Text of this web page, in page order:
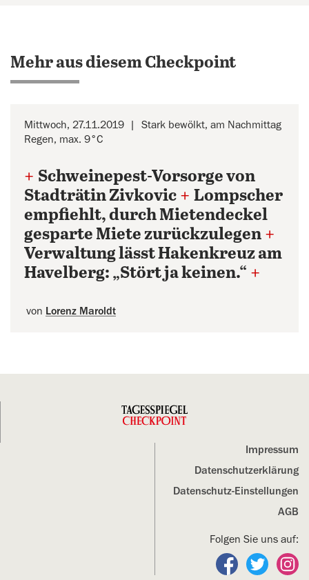
Mehr aus diesem Checkpoint
Mittwoch, 27.11.2019
Stark bewölkt, am Nachmittag
Regen, max. 9°C
+ Schweinepest-Vorsorge von
Stadträtin Zivkovic + Lompscher
empfiehlt, durch Mietendeckel
gesparte Miete zurückzulegen +
Verwaltung lässt Hakenkreuz am
Havelberg: „Stört ja keinen.“ +
von Lorenz Maroldt
Impressum
Datenschutz­erklärung
Datenschutz-Einstellungen
AGB
Folgen Sie uns auf:
Folgen Sie